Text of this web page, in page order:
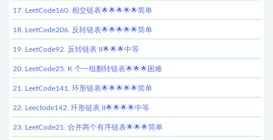
17. LeetCode160. 相交链表🌟🌟🌟🌟🌟简单
18. LeetCode206. 反转链表🌟🌟🌟🌟🌟简单
19. LeetCode92. 反转链表 II🌟🌟🌟中等
20. LeetCode25. K 个一组翻转链表🌟🌟🌟困难
21. LeetCode141. 环形链表🌟🌟🌟🌟🌟简单
22. Leectode142. 环形链表 II🌟🌟🌟🌟中等
23. LeetCode21. 合并两个有序链表🌟🌟🌟简单